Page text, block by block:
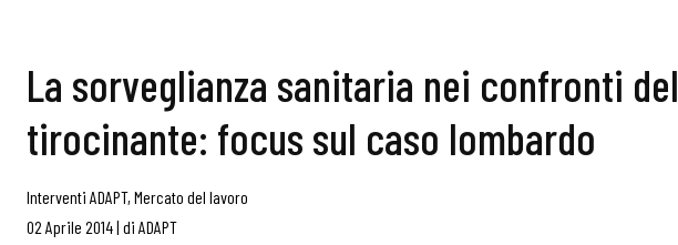
La sorveglianza sanitaria nei confronti del
tirocinante: focus sul caso lombardo
Interventi ADAPT, Mercato del lavoro
02 Aprile 2014| di ADAPT